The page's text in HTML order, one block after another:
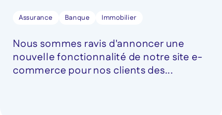
Assurance Banque Immobilier
Nous sommes ravis d'annoncer une
nouvelle fonctionnalité de notre site e-
commerce pour nos clients des...